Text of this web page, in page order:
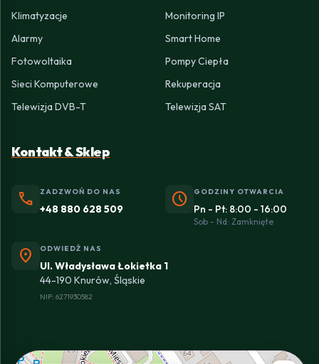
Klimatyzacje
Monitoring IP
Alarmy
Smart Home
Fotowoltaika
Pompy Ciepła
Sieci Komputerowe
Rekuperacja
Telewizja DVB-T
Telewizja SAT
Kontakt & Sklep
phone ZADZWOŃ DO NAS
+48 880 628 509 schedule GODZINY OTWARCIA
Pn - Pt: 8:00 - 16:00
Sob - Nd: Zamknięte
location_on ODWIEDŹ NAS
Ul. Władysława Łokietka 1
44-190 Knurów, Śląskie
NIP: 6271930582